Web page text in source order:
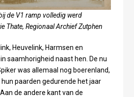
de V1 ramp volledig werd
Thate, Regionaal Archief Zutphen
Heuvelink, Harmsen en
saamhorigheid naast hen. De nu
was allemaal nog boerenland,
paarden gedurende het jaar
de andere kant van de